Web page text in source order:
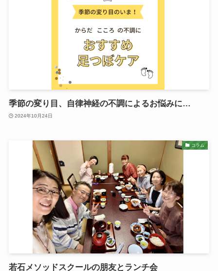
季節の変り目、自律神経の不調によるお悩みに…
2024年10月24日
コラム
若石メソッドスクールの朋友とランチ会